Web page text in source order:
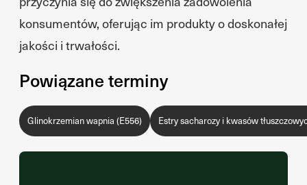
konsumentów, oferując im produkty o doskonałej
jakości i trwałości.
Powiązane terminy
Glinokrzemian wapnia (E556) Estry sacharozy i kwasów